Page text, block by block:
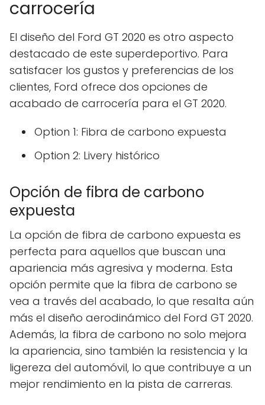
carrocería
El diseño del Ford GT 2020 es otro aspecto
destacado de este superdeportivo. Para
satisfacer los gustos y preferencias de los
clientes, Ford ofrece dos opciones de
acabado de carrocería para el GT 2020.
Option 1: Fibra de carbono expuesta
Option 2: Livery histórico
Opción de fibra de carbono
expuesta
La opción de fibra de carbono expuesta es
perfecta para aquellos que buscan una
apariencia más agresiva y moderna. Esta
opción permite que la fibra de carbono se
vea a través del acabado, lo que resalta aún
más el diseño aerodinámico del Ford GT 2020.
Además, la fibra de carbono no solo mejora
la apariencia, sino también la resistencia y la
ligereza del automóvil, lo que contribuye a un
mejor rendimiento en la pista de carreras.